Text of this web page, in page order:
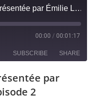
Histoire des communes présentée par Émilie Leroy: Bonnelles épisode 3
00:00 / 00:01:17
SUBSCRIBE SHARE
par
2